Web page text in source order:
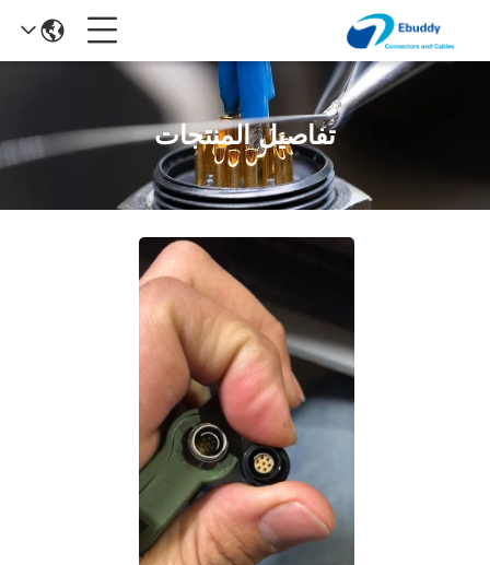
تفاصيل المنتجات